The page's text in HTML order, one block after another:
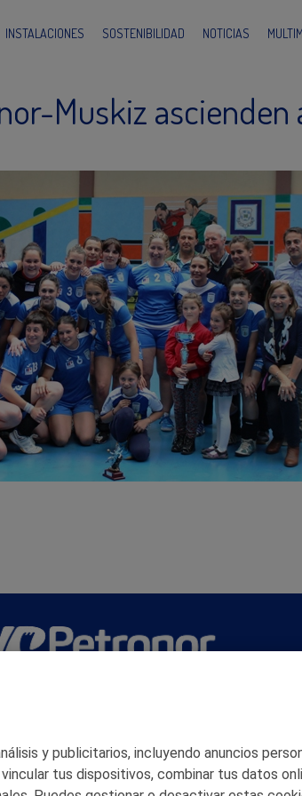
INSTALACIONES SOSTENIBILIDAD NOTICIAS
Muskiz ascienden
2026 Petronor S.A.
y publicitarios, incluyendo anuncios
tus dispositivos, combinar tus datos